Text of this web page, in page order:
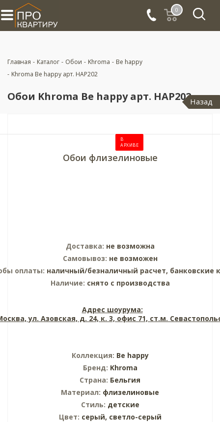
0
Главная - Каталог - Обои - Khroma - Be happy
- Khroma Be happy арт. HAP202
Обои Khroma Be happy арт. HAP202Назад
В
АРХИВЕ
Обои флизелиновые
Доставка: не возможна
Самовывоз: не возможен
оплаты: наличный/безналичный расчет, банковские
Наличие: снято с производства
Адрес шоурума:
ул. Азовская, д. 24, к. 3, офис 71, ст.м.
Коллекция: Be happy
Бренд: Khroma
Страна: Бельгия
Материал: флизелиновые
Стиль: детские
Цвет: серый, светло-серый